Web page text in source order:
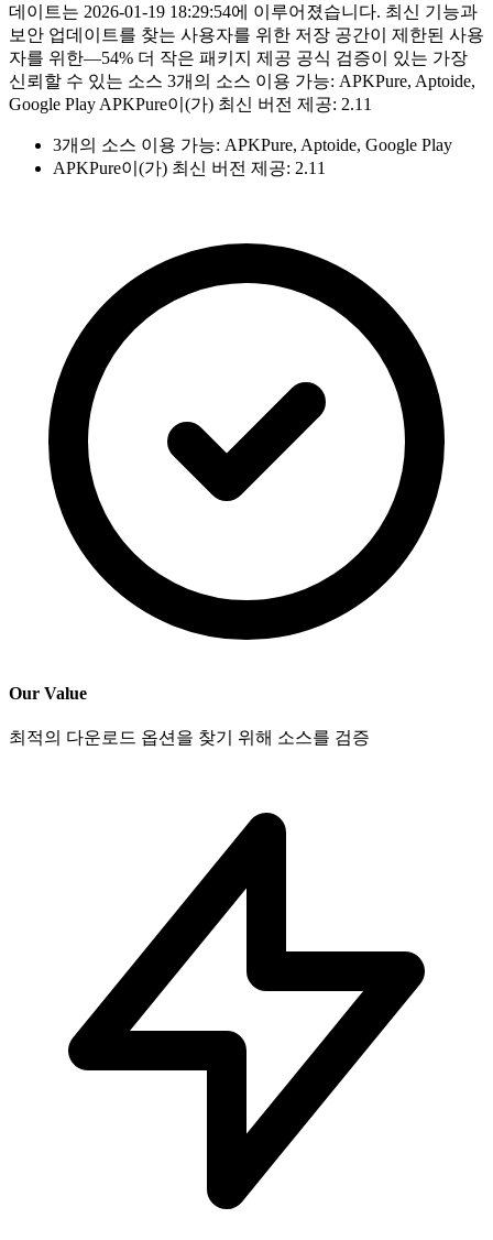
데이트는 2026-01-19 18:29:54에 이루어졌습니다. 최신 기능과
보안 업데이트를 찾는 사용자를 위한 저장 공간이 제한된 사용
자를 위한—54% 더 작은 패키지 제공 공식 검증이 있는 가장
신뢰할 수 있는 소스 3개의 소스 이용 가능: APKPure, Aptoide,
Google Play APKPure이(가) 최신 버전 제공: 2.11
3개의 소스 이용 가능: APKPure, Aptoide, Google Play
APKPure이(가) 최신 버전 제공: 2.11
Our Value
최적의 다운로드 옵션을 찾기 위해 소스를 검증